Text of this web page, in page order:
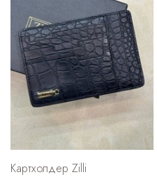
Картхолдер Zilli
Комбинезоны